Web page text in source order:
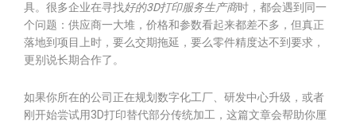
具。很多企业在寻找好的3D打印服务生产商时，都会遇到同一
个问题：供应商一大堆，价格和参数看起来都差不多，但真正
落地到项目上时，要么交期拖延，要么零件精度达不到要求，
更别说长期合作了。
如果你所在的公司正在规划数字化工厂、研发中心升级，或者
刚开始尝试用3D打印替代部分传统加工，这篇文章会帮助你厘